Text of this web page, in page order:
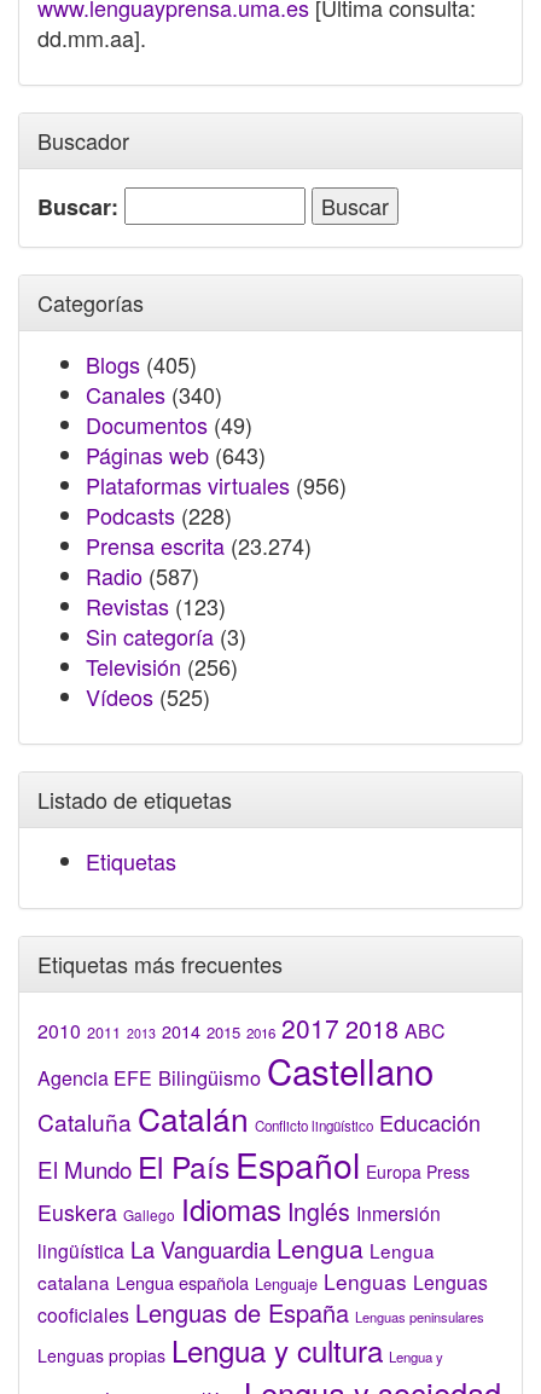
www.lenguayprensa.uma.es [Última consulta:
dd.mm.aa].
Buscador
Buscar:
Categorías
Blogs (405)
Canales (340)
Documentos (49)
Páginas web (643)
Plataformas virtuales (956)
Podcasts (228)
Prensa escrita (23.274)
Radio (587)
Revistas (123)
Sin categoría (3)
Televisión (256)
Vídeos (525)
Listado de etiquetas
Etiquetas
Etiquetas más frecuentes
2010 2011 2013 2014 2015 2016 2017 2018 ABC
Agencia EFE Bilingüismo Castellano
Cataluña Catalán Conflicto lingüístico Educación
El Mundo El País Español Europa Press
Euskera Gallego Idiomas Inglés Inmersión
lingüística La Vanguardia Lengua Lengua
catalana Lengua española Lenguaje Lenguas Lenguas
cooficiales Lenguas de España Lenguas peninsulares
Lenguas propias Lengua y cultura Lengua y